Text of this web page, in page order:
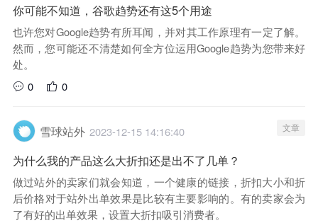
你可能不知道，谷歌趋势还有这5个用途
也许您对Google趋势有所耳闻，并对其工作原理有一定了解。
然而，您可能还不清楚如何全方位运用Google趋势为您带来好
处。
0
0
雪球站外 2023-12-15 14:16:40 文章
为什么我的产品这么大折扣还是出不了几单？
做过站外的卖家们就会知道，一个健康的链接，折扣大小和折
后价格对于站外出单效果是比较有主要影响的。有的卖家会为
了有好的出单效果，设置大折扣吸引消费者。